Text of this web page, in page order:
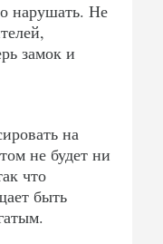
нарушать. Не
замок и
на
не будет ни
что
быть